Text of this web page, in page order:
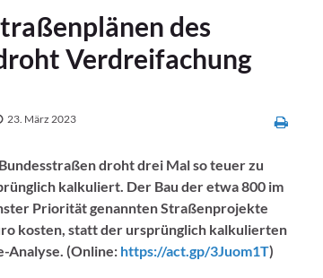
des
Verdreifachung
23. März 2023
droht drei Mal so teuer zu
kalkuliert. Der Bau der etwa 800 im
Priorität genannten Straßenprojekte
kosten, statt der ursprünglich kalkulierten
Analyse. (Online: https://act.gp/3Juom1T)